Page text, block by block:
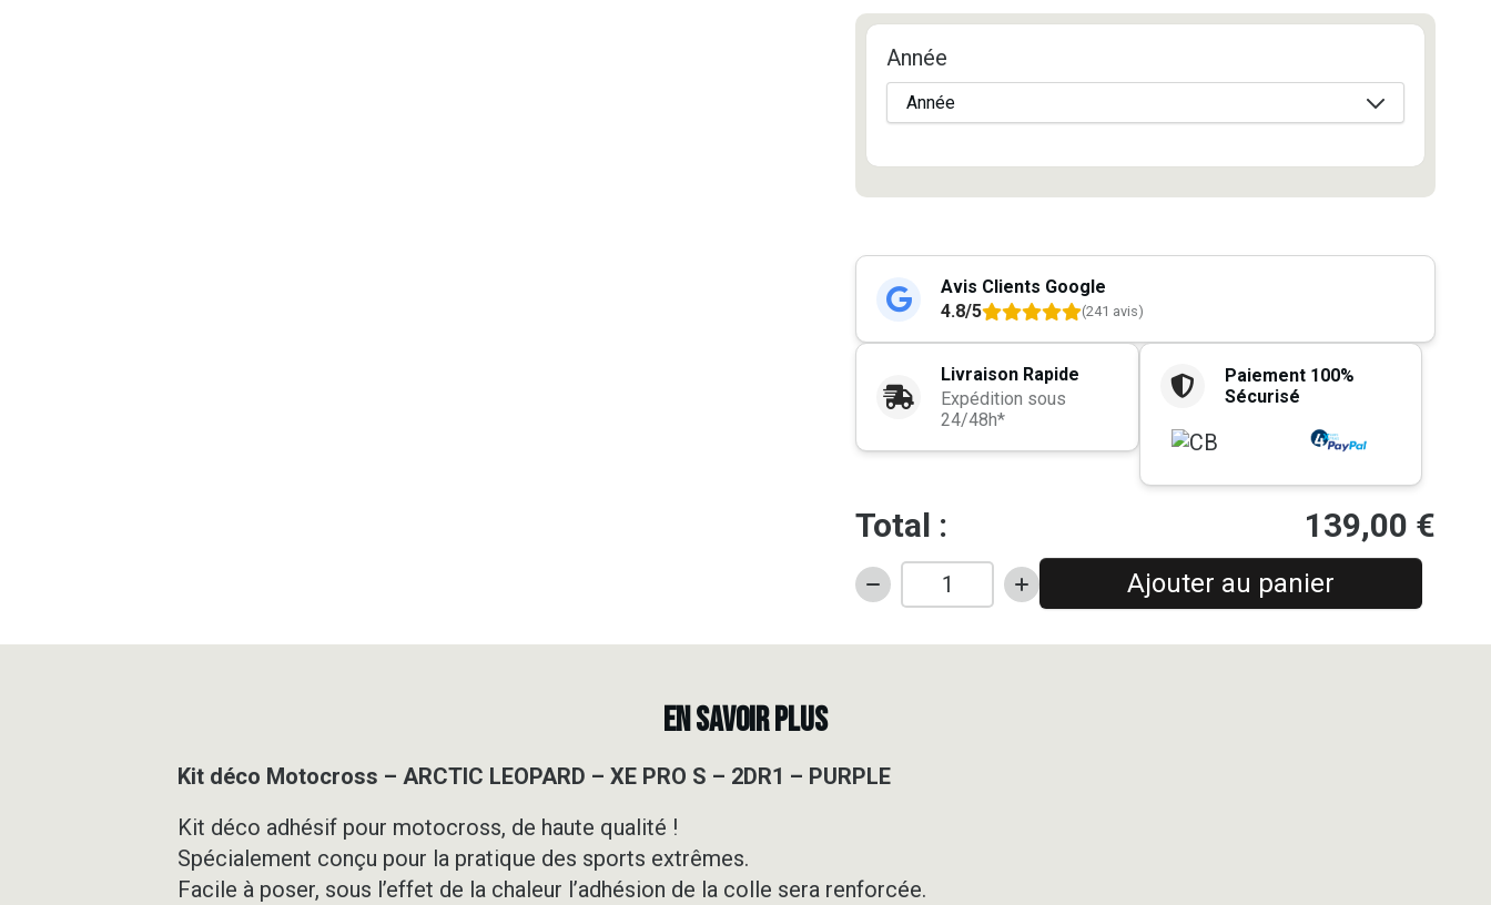
Année
Avis Clients Google
4.8/5
(241 avis)
Livraison Rapide
Expédition sous
24/48h*
Paiement 100%
Sécurisé
Total : 139,00 €
quantité
Kit
LEOPARD
S
Ajouter au panier
EN SAVOIR PLUS
Kit déco Motocross – ARCTIC LEOPARD – XE PRO S – 2DR1 – PURPLE
Kit déco adhésif pour motocross, de haute qualité !
Spécialement conçu pour la pratique des sports extrêmes.
Facile à poser, sous l’effet de la chaleur l’adhésion de la colle sera renforcée.